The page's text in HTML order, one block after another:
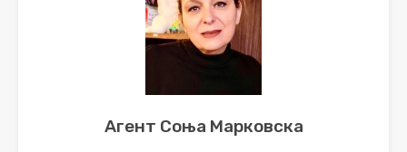
Агент Соња Марковска